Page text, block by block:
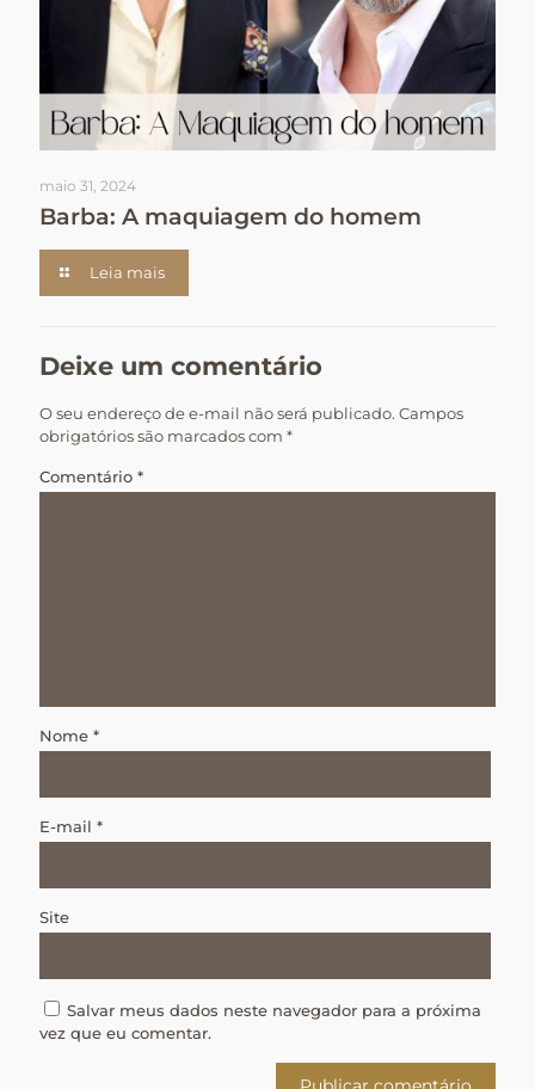
maio 31, 2024
Barba: A maquiagem do homem
Leia mais
Deixe um comentário
O seu endereço de e-mail não será publicado. Campos
obrigatórios são marcados com *
Comentário *
Nome *
E-mail *
Site
Salvar meus dados neste navegador para a próxima
vez que eu comentar.